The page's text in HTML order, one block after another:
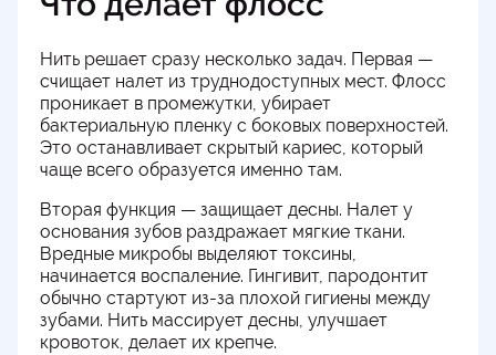
Нить решает сразу несколько задач. Первая —
счищает налет из труднодоступных мест. Флосс
проникает в промежутки, убирает
бактериальную пленку с боковых поверхностей.
Это останавливает скрытый кариес, который
чаще всего образуется именно там.
Вторая функция — защищает десны. Налет у
основания зубов раздражает мягкие ткани.
Вредные микробы выделяют токсины,
начинается воспаление. Гингивит, пародонтит
обычно стартуют из-за плохой гигиены между
зубами. Нить массирует десны, улучшает
кровоток, делает их крепче.